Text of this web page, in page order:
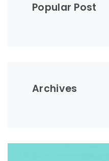
Popular Post
Archives